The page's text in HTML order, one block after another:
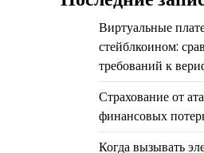
Виртуальные
стейблкоином:
требований к
Страхование от
финансовых
Когда вызывать